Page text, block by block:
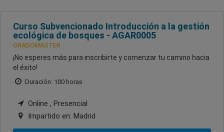
Curso Subvencionado Introducción a la gestión
ecológica de bosques - AGAR0005
GRADOMASTER
¡No esperes más para inscribirte y comenzar tu camino hacia
el éxito!
Duración: 100 horas
Online , Presencial
Impartido en: Madrid